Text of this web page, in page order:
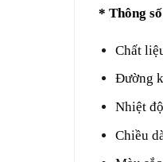
* Thông
Chất
Đường
Nhiệt
Chiều